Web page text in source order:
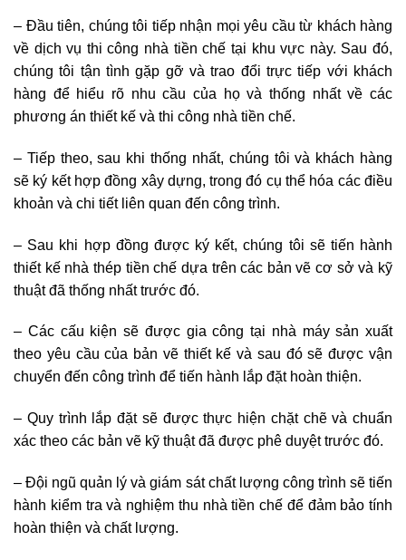
– Đầu tiên, chúng tôi tiếp nhận mọi yêu cầu từ khách hàng
về dịch vụ thi công nhà tiền chế tại khu vực này. Sau đó,
chúng tôi tận tình gặp gỡ và trao đổi trực tiếp với khách
hàng để hiểu rõ nhu cầu của họ và thống nhất về các
phương án thiết kế và thi công nhà tiền chế.
– Tiếp theo, sau khi thống nhất, chúng tôi và khách hàng
sẽ ký kết hợp đồng xây dựng, trong đó cụ thể hóa các điều
khoản và chi tiết liên quan đến công trình.
– Sau khi hợp đồng được ký kết, chúng tôi sẽ tiến hành
thiết kế nhà thép tiền chế dựa trên các bản vẽ cơ sở và kỹ
thuật đã thống nhất trước đó.
– Các cấu kiện sẽ được gia công tại nhà máy sản xuất
theo yêu cầu của bản vẽ thiết kế và sau đó sẽ được vận
chuyển đến công trình để tiến hành lắp đặt hoàn thiện.
– Quy trình lắp đặt sẽ được thực hiện chặt chẽ và chuẩn
xác theo các bản vẽ kỹ thuật đã được phê duyệt trước đó.
– Đội ngũ quản lý và giám sát chất lượng công trình sẽ tiến
hành kiểm tra và nghiệm thu nhà tiền chế để đảm bảo tính
hoàn thiện và chất lượng.